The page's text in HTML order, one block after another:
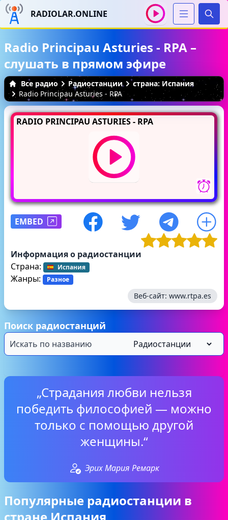
RADIOLAR.ONLINE
Radio Principau Asturies - RPA –
слушать в прямом эфире
Все радио Радиостанции
страна: Испания
Radio Principau Asturies - RPA
RADIO PRINCIPAU ASTURIES - RPA
EMBED
Информация о радиостанции
Страна:
Испания
Жанры: Разное
Веб-сайт: www.rtpa.es
Поиск радиостанций
„Страдания любви нельзя
победить философией — можно
только с помощью другой
женщины.“
Эрих Мария Ремарк
Популярные радиостанции в